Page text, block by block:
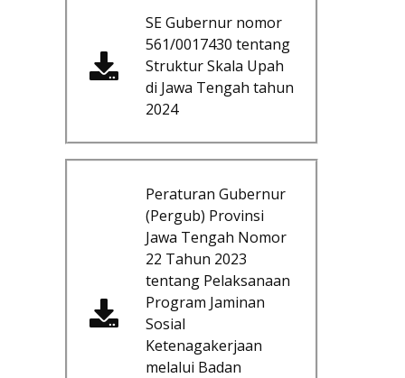
SE Gubernur nomor
561/0017430 tentang
Struktur Skala Upah
di Jawa Tengah tahun
2024
Peraturan Gubernur
(Pergub) Provinsi
Jawa Tengah Nomor
22 Tahun 2023
tentang Pelaksanaan
Program Jaminan
Sosial
Ketenagakerjaan
melalui Badan